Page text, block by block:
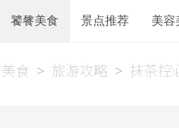
饕餮美食 景点推荐 美容
食 > 旅游攻略 > 抹茶控